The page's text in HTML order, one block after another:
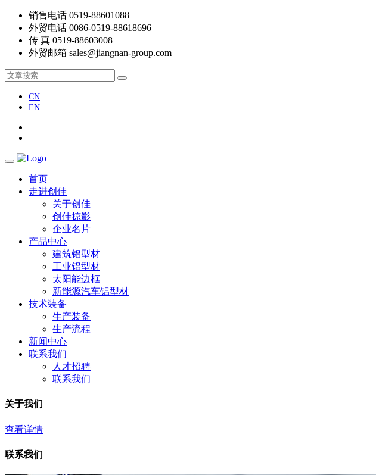
销售电话 0519-88601088
外贸电话 0086-0519-88618696
传 真 0519-88603008
外贸邮箱 sales@jiangnan-group.com
CN
EN
首页
走进创佳
关于创佳
创佳掠影
企业名片
产品中心
建筑铝型材
工业铝型材
太阳能边框
新能源汽车铝型材
技术装备
生产装备
生产流程
新闻中心
联系我们
人才招聘
联系我们
关于我们
查看详情
联系我们